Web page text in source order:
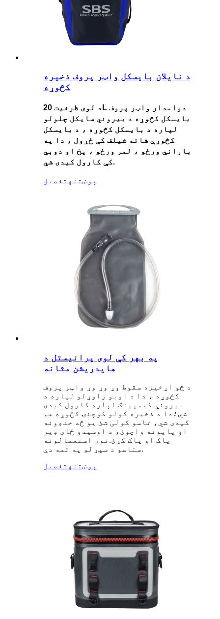
د نایلان بایسکل واټر پروف ذخیره
کڅوړه
د لوی ظرفیت 20L دوامدار واټر پروف
بایسکل کڅوړه د بیروني سایکل چلولو
لپاره د بایسکل کڅوړه ، د بایسکل
کڅوړې شاته شیلف کې ځړول ، دا په
باراني ورځو ، لمر ورځو ، یخ او دوبي
کې کارول کیدی شي.
پوښتنه تفصیل
په بهر کې لوی پرانیستل د
هایدریشن مثانه
د څو اړخیزه سقوط وړ وړ وړ واټر پروف
کڅوړه ، دا د اوبو راوړلو لپاره د
بیروني کیمپینګ لپاره کارول کیدی
شي؛دا د ذخیره کولو کوچنۍ کڅوړه هم
کیدی شي، تاسو کولی شئ یو څه خنډونه
او پایونه واچوئ، د اوسیدو ځای ډیر
پاک او پاک کړئ.نور استعمالونه
ستاسو د سپړلو په تمه دي.
پوښتنه تفصیل